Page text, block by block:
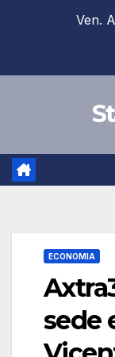
Ven.
ECONOMIA
sede